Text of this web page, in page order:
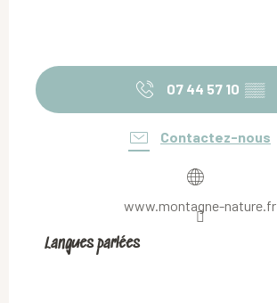
07 44 57 10 ▒▒
Contactez-nous
www.montagne-nature.fr
Langues parlées
Langues parlées